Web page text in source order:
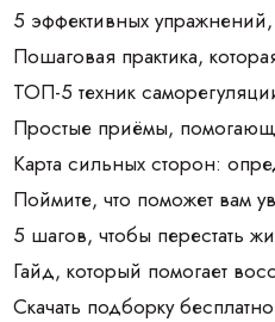
5 эффективных
Пошаговая практика,
ТОП-5 техник
Простые приёмы,
Карта сильных сторон:
Поймите, что поможет вам
5 шагов, чтобы перестать
Гайд, который помогает
Скачать подборку бесплатно